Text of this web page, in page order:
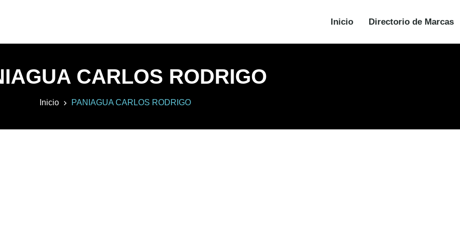
Inicio Directorio de Marcas
CARLOS RODRIGO
Inicio PANIAGUA CARLOS RODRIGO